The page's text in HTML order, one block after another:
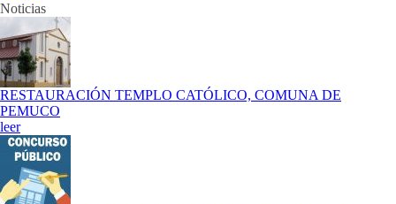
Noticias
RESTAURACIÓN TEMPLO CATÓLICO, COMUNA DE
PEMUCO
leer